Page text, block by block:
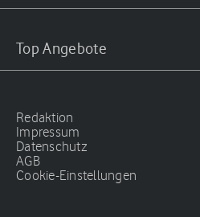
Top Angebote
Redaktion
Impressum
Datenschutz
AGB
Cookie-Einstellungen